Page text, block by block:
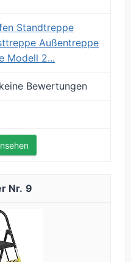
Standtreppe
Außentreppe
Modell 2...
Bewertungen
9